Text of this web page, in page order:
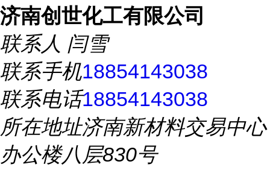
济南创世化工有限公司
联系人 闫雪
联系手机18854143038
联系电话18854143038
所在地址济南新材料交易中心
办公楼八层830号